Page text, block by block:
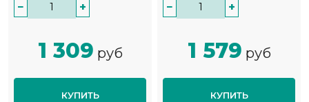
− +
1 309 руб
КУПИТЬ
− +
1 579 руб
КУПИТЬ